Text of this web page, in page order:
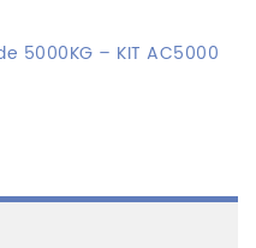
5000KG – KIT AC5000